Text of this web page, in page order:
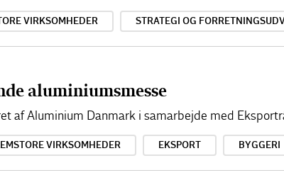
VIRKSOMHEDER STRATEGI OG
aluminiumsmesse
af Aluminium Danmark i samarbejde med
VIRKSOMHEDER EKSPORT BYGGERI